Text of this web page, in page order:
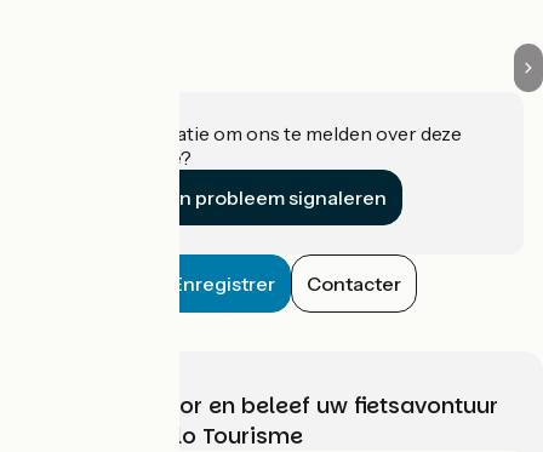
Heeft u informatie om ons te melden over deze
accommodatie?
Een probleem signaleren
Enregistrer Contacter
Kies, bereid voor en beleef uw fietsavontuur
met France Vélo Tourisme